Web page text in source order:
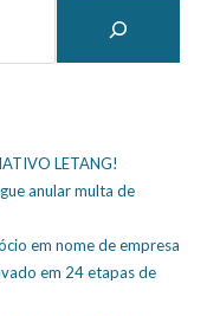
LETANG!
anular multa de
em nome de empresa
em 24 etapas de